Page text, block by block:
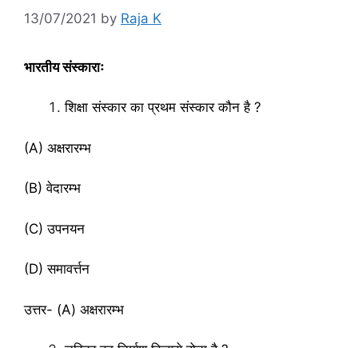
13/07/2021 by Raja K
भारतीय संस्काराः
शिक्षा संस्कार का प्रथम संस्कार कौन है ?
(A) अक्षरारम्भ
(B) वेदारम्भ
(C) उपनयन
(D) समावर्त्तन
उत्तर- (A) अक्षरारम्भ